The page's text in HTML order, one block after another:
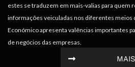
estes se traduzem em mais-valias para quem
informações veiculadas nos diferentes meios
Económico apresenta valências importantes
de negócios das empresas.